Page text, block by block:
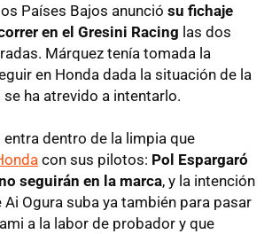
Países Bajos anunció su fichaje
en el Gresini Racing las dos
Márquez tenía tomada la
en Honda dada la situación de la
se ha atrevido a intentarlo.
entra dentro de la limpia que
con sus pilotos: Pol Espargaró
seguirán en la marca, y la intención
Ai Ogura suba ya también para pasar
a la labor de probador y que